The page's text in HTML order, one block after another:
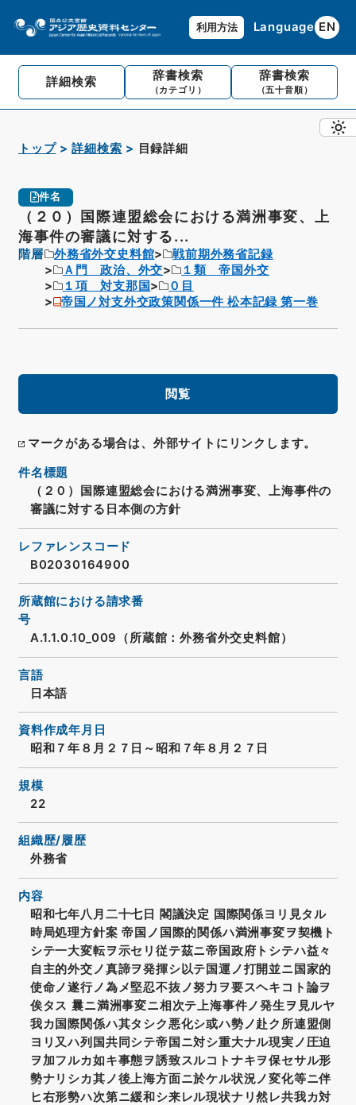
利用方法 Language EN
詳細検索 辞書検索
（カテゴリ）
辞書検索
（五十音順）
トップ 詳細検索 目録詳細
件名
（２０）国際連盟総会における満洲事変、上
海事件の審議に対する...
階層 外務省外交史料館
戦前期外務省記録
Ａ門 政治、外交
１類 帝国外交
１項 対支那国
０目
帝国ノ対支外交政策関係一件 松本記録 第一巻
閲覧
マークがある場合は、外部サイトにリンクします。
件名標題
（２０）国際連盟総会における満洲事変、上海事件の
審議に対する日本側の方針
レファレンスコード
B02030164900
所蔵館における請求番
号
A.1.1.0.10_009（所蔵館：外務省外交史料館）
言語
日本語
資料作成年月日
昭和７年８月２７日～昭和７年８月２７日
規模
22
組織歴/履歴
外務省
内容
昭和七年八月二十七日 閣議決定 国際関係ヨリ見タル
時局処理方針案 帝国ノ国際的関係ハ満洲事変ヲ契機ト
シテ一大変転ヲ示セリ従テ茲ニ帝国政府トシテハ益々
自主的外交ノ真諦ヲ発揮シ以テ国運ノ打開並ニ国家的
使命ノ遂行ノ為メ堅忍不抜ノ努力ヲ要スヘキコト論ヲ
俟タス 曩ニ満洲事変ニ相次テ上海事件ノ発生ヲ見ルヤ
我カ国際関係ハ其タシク悪化シ或ハ勢ノ赴ク所連盟側
ヨリ又ハ列国共同シテ帝国ニ対シ重大ナル現実ノ圧迫
ヲ加フルカ如キ事態ヲ誘致スルコトナキヲ保セサル形
勢ナリシカ其ノ後上海方面ニ於ケル状況ノ変化等ニ伴
ヒ右形勢ハ次第ニ緩和シ来レル現状ナリ然レ共我カ対